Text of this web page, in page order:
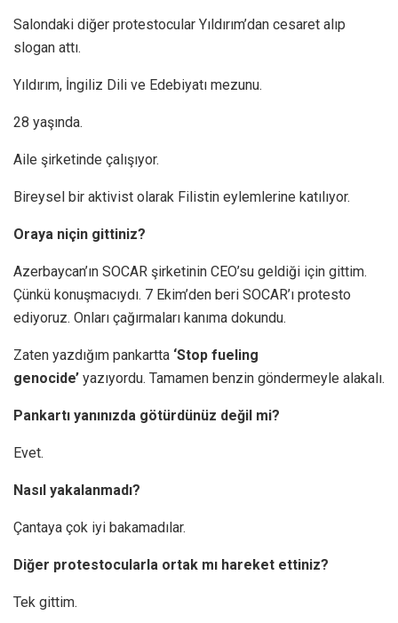
Salondaki diğer protestocular Yıldırım’dan cesaret alıp
slogan attı.
Yıldırım, İngiliz Dili ve Edebiyatı mezunu.
28 yaşında.
Aile şirketinde çalışıyor.
Bireysel bir aktivist olarak Filistin eylemlerine katılıyor.
Oraya niçin gittiniz?
Azerbaycan’ın SOCAR şirketinin CEO’su geldiği için gittim.
Çünkü konuşmacıydı. 7 Ekim’den beri SOCAR’ı protesto
ediyoruz. Onları çağırmaları kanıma dokundu.
Zaten yazdığım pankartta ‘Stop fueling
genocide’ yazıyordu. Tamamen benzin göndermeyle alakalı.
Pankartı yanınızda götürdünüz değil mi?
Evet.
Nasıl yakalanmadı?
Çantaya çok iyi bakamadılar.
Diğer protestocularla ortak mı hareket ettiniz?
Tek gittim.